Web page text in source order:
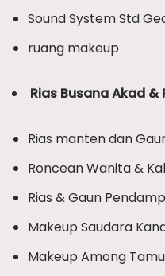
Sound System Std
ruang makeup
Rias Busana Akad &
Rias manten dan
Roncean Wanita &
Rias & Gaun
Makeup Saudara
Makeup Among